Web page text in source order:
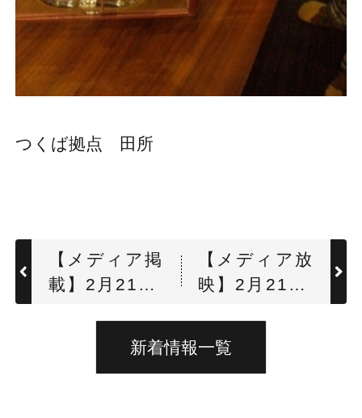
つくば拠点 田所
【メディア掲
載】2月21日
「NHK 首都
圏情報 ネタ
【メディア放
映】2月21日
都圏情報 ネ
新着情報一覧